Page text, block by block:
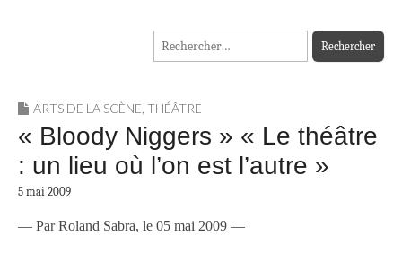
MADININ'ART
Rechercher :
ARTS DE LA SCÈNE, THÉÂTRE
« Bloody Niggers » « Le théâtre
: un lieu où l’on est l’autre »
5 mai 2009
— Par Roland Sabra, le 05 mai 2009 —